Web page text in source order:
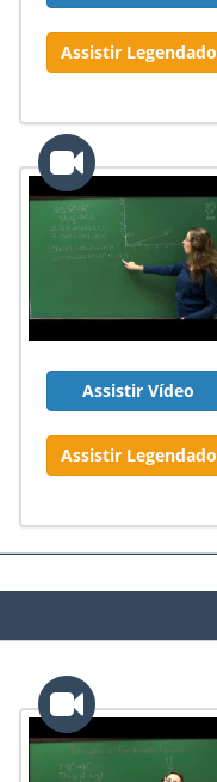
Assistir Legendado
Assistir Vídeo
Assistir Legendado